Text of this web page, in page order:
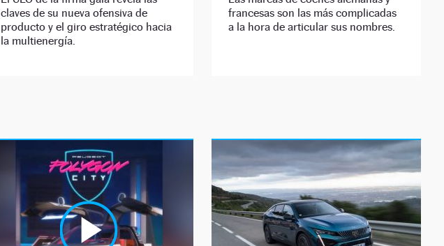
claves de su nueva ofensiva de
producto y el giro estratégico hacia
la multienergía.
francesas son las más complicadas
a la hora de articular sus nombres.